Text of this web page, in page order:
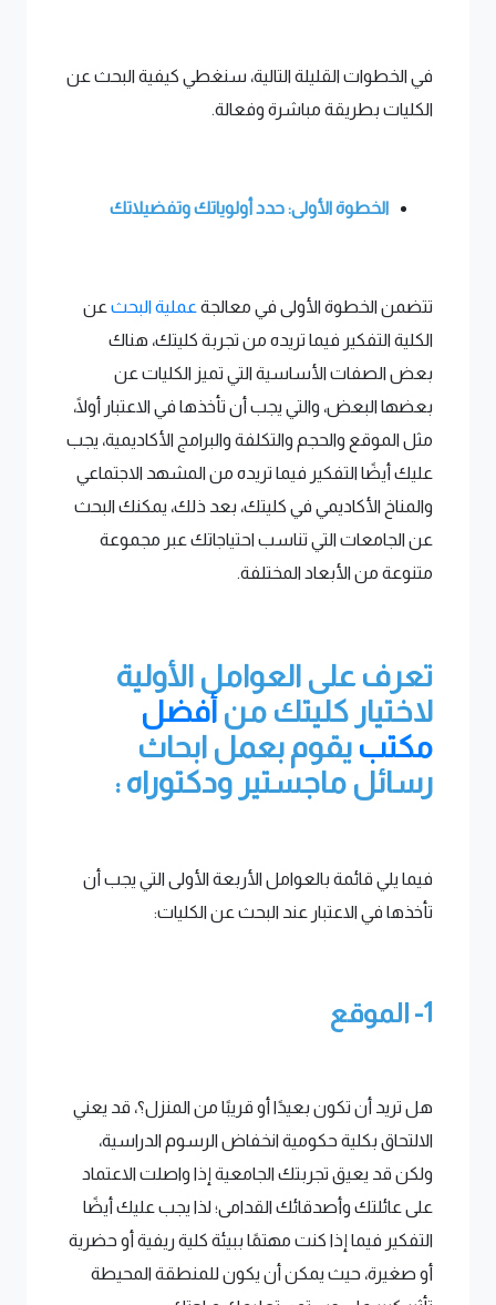
في الخطوات القليلة التالية، سنغطي كيفية البحث عن
الكليات بطريقة مباشرة وفعالة.
الخطوة الأولى: حدد أولوياتك وتفضيلاتك
تتضمن الخطوة الأولى في معالجة عملية البحث عن
الكلية التفكير فيما تريده من تجربة كليتك، هناك
بعض الصفات الأساسية التي تميز الكليات عن
بعضها البعض، والتي يجب أن تأخذها في الاعتبار أولًا،
مثل الموقع والحجم والتكلفة والبرامج الأكاديمية، يجب
عليك أيضًا التفكير فيما تريده من المشهد الاجتماعي
والمناخ الأكاديمي في كليتك، بعد ذلك، يمكنك البحث
عن الجامعات التي تناسب احتياجاتك عبر مجموعة
متنوعة من الأبعاد المختلفة.
تعرف على العوامل الأولية
لاختيار كليتك من أفضل
مكتب يقوم بعمل ابحاث
رسائل ماجستير ودكتوراه :
فيما يلي قائمة بالعوامل الأربعة الأولى التي يجب أن
تأخذها في الاعتبار عند البحث عن الكليات:
1- الموقع
هل تريد أن تكون بعيدًا أو قريبًا من المنزل؟، قد يعني
الالتحاق بكلية حكومية انخفاض الرسوم الدراسية،
ولكن قد يعيق تجربتك الجامعية إذا واصلت الاعتماد
على عائلتك وأصدقائك القدامى؛ لذا يجب عليك أيضًا
التفكير فيما إذا كنت مهتمًا ببيئة كلية ريفية أو حضرية
أو صغيرة، حيث يمكن أن يكون للمنطقة المحيطة